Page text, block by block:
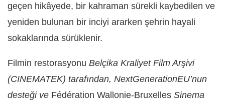
geçen hikâyede, bir kahraman sürekli kaybedilen ve
yeniden bulunan bir inciyi ararken şehrin hayali
sokaklarında sürüklenir.
Filmin restorasyonu Belçika Kraliyet Film Arşivi
(CINEMATEK) tarafından, NextGenerationEU’nun
desteği ve Fédération Wallonie-Bruxelles Sinema